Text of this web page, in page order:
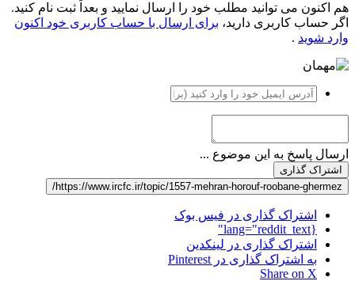
هم اکنون می توانید مطلب خود را ارسال نمایید و بعداً ثبت نام کنید.
اگر حساب کاربری دارید، برای ارسال با حساب کاربری خود اکنون
وارد شوید .
ارسال پاسخ به این موضوع ...
اشتراک گذاری
https://www.ircfc.ir/topic/1557-mehran-horouf-roobane-ghermez/
اشتراک گذاری در فیس بوک
{lang="reddit_text"
اشتراک گذاری در لینکدین
به اشتراک گذاری در Pinterest
Share on X